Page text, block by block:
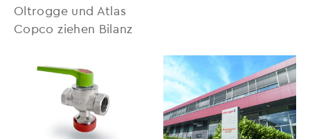
Oltrogge und Atlas
Copco ziehen Bilanz